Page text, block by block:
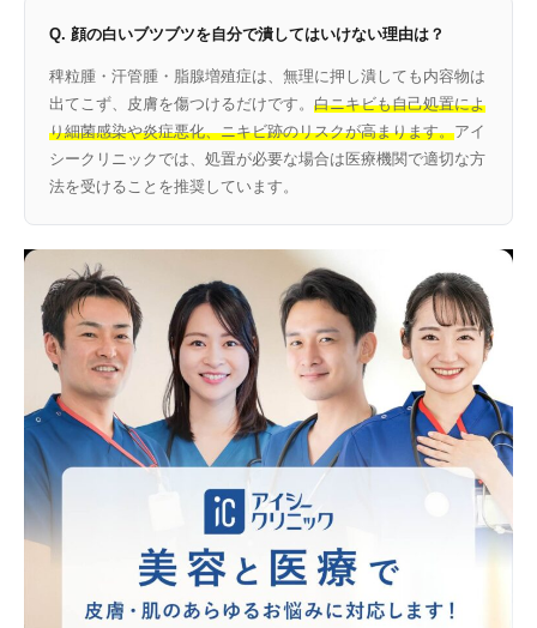
Q. 顔の白いブツブツを自分で潰してはいけない理由は？
稗粒腫・汗管腫・脂腺増殖症は、無理に押し潰しても内容物は
出てこず、皮膚を傷つけるだけです。 白ニキビも自己処置によ
り細菌感染や炎症悪化、ニキビ跡のリスクが高まります。アイ
シークリニックでは、処置が必要な場合は医療機関で適切な方
法を受けることを推奨しています。